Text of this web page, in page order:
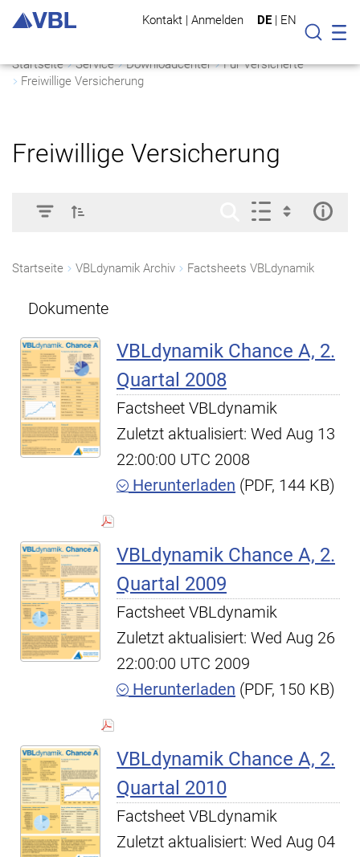
Kontakt | Anmelden DE | EN
Suche
Startseite Service Downloadcenter
Für Versicherte
Freiwillige Versicherung
Freiwillige Versicherung
Startseite VBLdynamik Archiv Factsheets VBLdynamik
Dokumente
VBLdynamik Chance A, 2.
Quartal 2008
Factsheet VBLdynamik
Zuletzt aktualisiert: Wed Aug 13
22:00:00 UTC 2008
Herunterladen (PDF, 144 KB)
VBLdynamik Chance A, 2.
Quartal 2009
Factsheet VBLdynamik
Zuletzt aktualisiert: Wed Aug 26
22:00:00 UTC 2009
Herunterladen (PDF, 150 KB)
VBLdynamik Chance A, 2.
Quartal 2010
Factsheet VBLdynamik
Zuletzt aktualisiert: Wed Aug 04